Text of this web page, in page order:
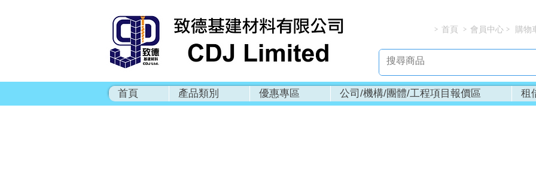
> > >
首頁 會員中心 購物
首頁 產品類別 優惠專區 公司/機構/團體/工程項目報價區 租